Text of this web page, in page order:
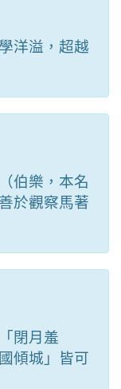
洋溢，超越
伯樂，本名
於觀察馬著
閉月羞
傾城」皆可